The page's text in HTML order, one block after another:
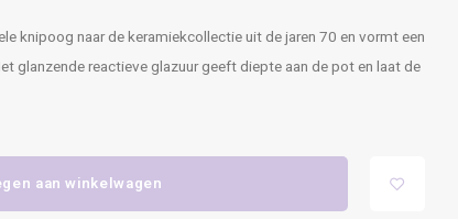
knipoog naar de keramiekcollectie uit de jaren 70 en vormt een
glanzende reactieve glazuur geeft diepte aan de pot en laat de
aan winkelwagen